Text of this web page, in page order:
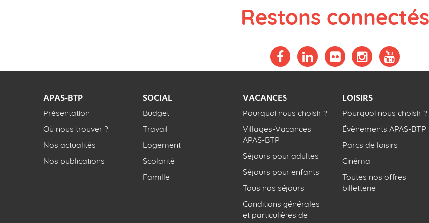
Restons connectés
APAS-BTP
Présentation
Où nous trouver ?
Nos actualités
Nos publications
SOCIAL
Budget
Travail
Logement
Scolarité
Famille
VACANCES
Pourquoi nous choisir ?
Villages-Vacances
APAS-BTP
Séjours pour adultes
Séjours pour enfants
Tous nos séjours
Conditions générales
et particulières de
LOISIRS
Pourquoi nous choisir ?
Évènements APAS-BTP
Parcs de loisirs
Cinéma
Toutes nos offres
billetterie